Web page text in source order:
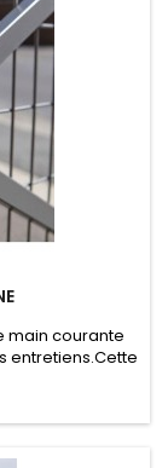
main courante
entretiens.Cette
et permet
parfait.